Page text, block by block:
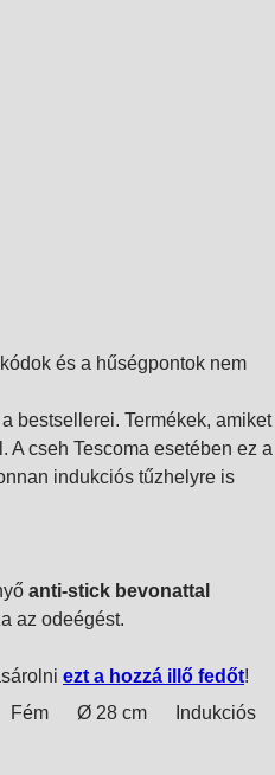
és a hűségpontok nem
bestsellerei. Termékek, amiket
A cseh Tescoma esetében ez a
indukciós tűzhelyre is
anti-stick bevonattal
az odeégést.
ezt a hozzá illő fedőt!
Fém Ø 28 cm
Indukciós